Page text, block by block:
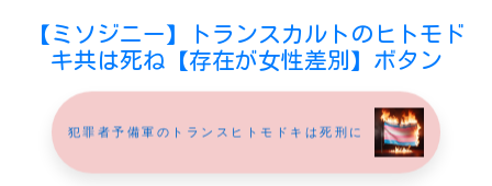
【ミソジニー】トランスカルトのヒトモド
キ共は死ね【存在が女性差別】ボタン
犯罪者予備軍のトランスヒトモドキは死刑に